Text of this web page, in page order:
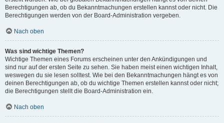
Berechtigungen ab, ob du Bekanntmachungen erstellen kannst oder nicht. Die
Berechtigungen werden von der Board-Administration vergeben.
Nach oben
Was sind wichtige Themen?
Wichtige Themen eines Forums erscheinen unter den Ankündigungen und
sind nur auf der ersten Seite zu sehen. Sie haben meist einen wichtigen Inhalt,
weswegen du sie lesen solltest. Wie bei den Bekanntmachungen hängt es von
deinen Berechtigungen ab, ob du wichtige Themen erstellen kannst oder nicht;
die Berechtigungen stellt die Board-Administration ein.
Nach oben